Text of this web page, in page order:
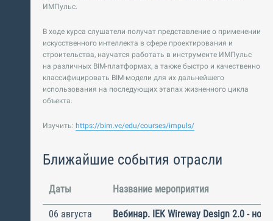
ИМПульс.
В ходе курса слушатели получат представление о применении
искусственного интеллекта в сфере проектирования и
строительства, научатся работать в инструменте ИМПульс
на различных BIM-платформах, а также быстро и качественно
классифицировать BIM-модели для их дальнейшего
использования на последующих этапах жизненного цикла
объекта.
Изучить: https://bim.vc/edu/courses/impuls/
Ближайшие события отрасли
Даты Название мероприятия
06 августа
Вебинар. IEK Wireway Design 2.0 -